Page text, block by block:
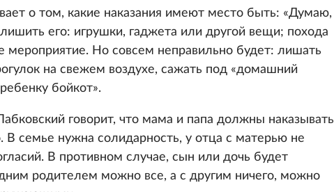
о том, какие наказания имеют место быть: «Думаю,
его: игрушки, гаджета или другой вещи; похода
мероприятие. Но совсем неправильно будет: лишать
на свежем воздухе, сажать под «домашний
бойкот».
говорит, что мама и папа должны наказывать
В семье нужна солидарность, у отца с матерью не
В противном случае, сын или дочь будет
родителем можно все, а с другим ничего, можно